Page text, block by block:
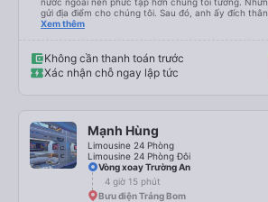
gửi địa điểm cho chúng tôi. Sau đó, anh ấy đích
lần đầu tiên đi xe giường nằm với hai đứa trẻ nhỏ
điểm dừng, họ đánh thức chúng tôi dậy và đảm bảo
Nhìn chung, đó là một trải nghiệm tốt. Mỗi giường
chỗ cho 1 người lớn và 1 trẻ em nằm thoải mái.
Xem thêm
Không cần thanh toán trước
Xác nhận chỗ ngay lập tức
Mạnh Hùng
Limousine 24 Phòng
Limousine 24 Phòng Đôi
Vòng xoay Trường An
4 giờ 15 phút
Bưu điện Trảng Bom